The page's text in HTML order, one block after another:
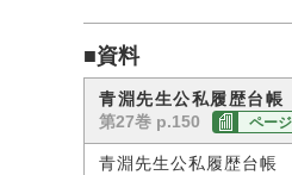
■資料
青淵先生公私履歴台帳
第27巻 p.150
ペー
青淵先生公私履